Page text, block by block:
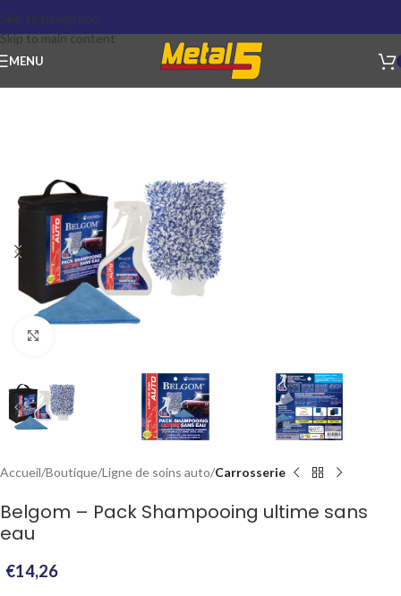
Skip to navigation
Skip to main content
MENU
Accueil Boutique Ligne de soins auto Carrosserie
Belgom – Pack Shampooing ultime sans
eau
€14,26